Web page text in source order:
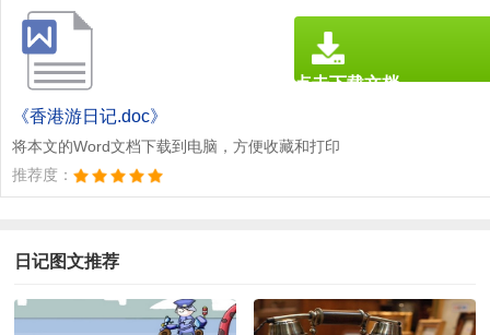
《香港游日记.doc》
将本文的Word文档下载到电脑，方便收藏和打印
推荐度：
点击下载文档
日记图文推荐